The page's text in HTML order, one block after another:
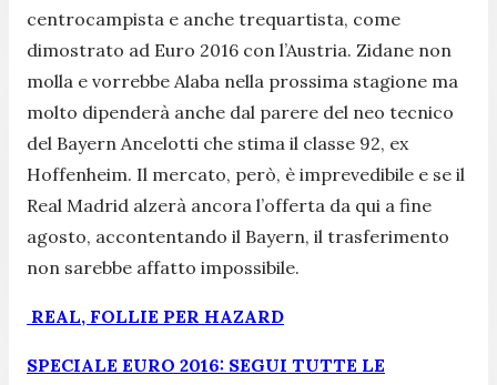
centrocampista e anche trequartista, come
dimostrato ad Euro 2016 con l’Austria. Zidane non
molla e vorrebbe Alaba nella prossima stagione ma
molto dipenderà anche dal parere del neo tecnico
del Bayern Ancelotti che stima il classe 92, ex
Hoffenheim. Il mercato, però, è imprevedibile e se il
Real Madrid alzerà ancora l’offerta da qui a fine
agosto, accontentando il Bayern, il trasferimento
non sarebbe affatto impossibile.
REAL, FOLLIE PER HAZARD
SPECIALE EURO 2016: SEGUI TUTTE LE